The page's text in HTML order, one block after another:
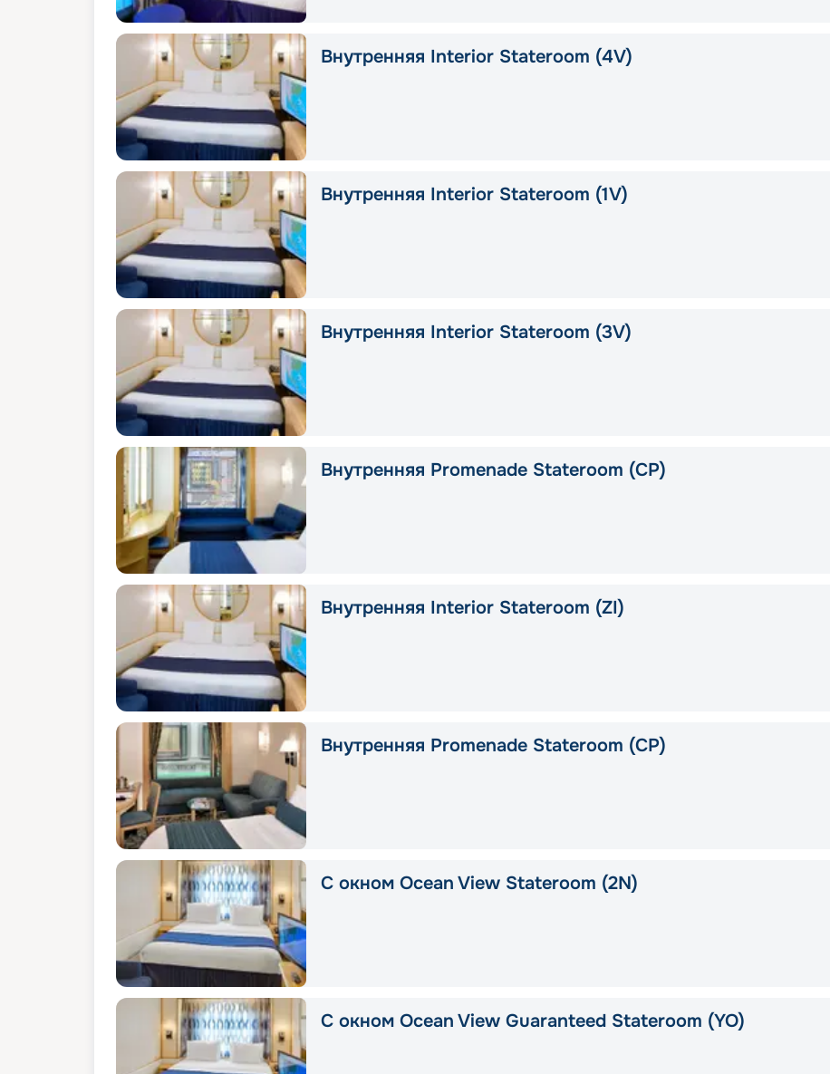
Внутренняя Interior Stateroom (4V)
Внутренняя Interior Stateroom (1V)
Внутренняя Interior Stateroom (3V)
Внутренняя Promenade Stateroom (CP)
Внутренняя Interior Stateroom (ZI)
Внутренняя Promenade Stateroom (CP)
С окном Ocean View Stateroom (2N)
С окном Ocean View Guaranteed Stateroom (YO)